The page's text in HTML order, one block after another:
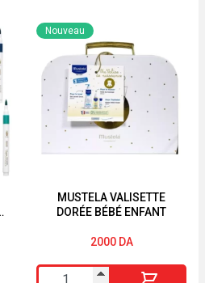
a
lèvres
enfants
Wars
4.8
g
MUSTELA VALISETTE
DORÉE BÉBÉ ENFANT
Nouveau
2000 DA
quantité